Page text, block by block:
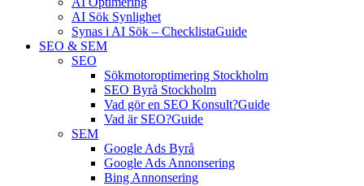
AI Sök Synlighet
Synas i AI Sök – ChecklistaGuide
SEO & SEM
SEO
Sökmotoroptimering Stockholm
SEO Byrå Stockholm
Vad gör en SEO Konsult?Guide
Vad är SEO?Guide
SEM
Google Ads Byrå
Google Ads Annonsering
Bing Annonsering